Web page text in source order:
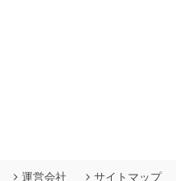
運営会社 サイトマップ